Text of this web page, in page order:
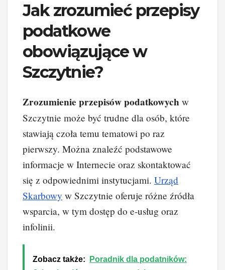
Jak zrozumieć przepisy
podatkowe
obowiązujące w
Szczytnie?
Zrozumienie przepisów podatkowych w
Szczytnie może być trudne dla osób, które
stawiają czoła temu tematowi po raz
pierwszy. Można znaleźć podstawowe
informacje w Internecie oraz skontaktować
się z odpowiednimi instytucjami. Urząd
Skarbowy w Szczytnie oferuje różne źródła
wsparcia, w tym dostęp do e-usług oraz
infolinii.
Zobacz także:
Poradnik dla podatników: